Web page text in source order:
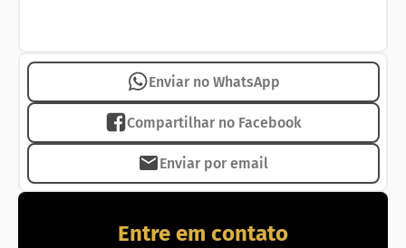
Enviar no WhatsApp
Compartilhar no Facebook
Enviar por email
Entre em contato